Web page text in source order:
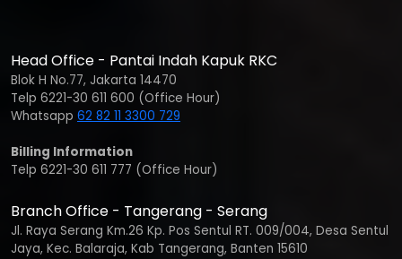
Head Office - Pantai Indah Kapuk RKC
Blok H No.77, Jakarta 14470
Telp 6221-30 611 600 (Office Hour)
Whatsapp 62 82 11 3300 729
Billing Information
Telp 6221-30 611 777 (Office Hour)
Branch Office - Tangerang - Serang
Jl. Raya Serang Km.26 Kp. Pos Sentul RT. 009/004, Desa Sentul
Jaya, Kec. Balaraja, Kab Tangerang, Banten 15610